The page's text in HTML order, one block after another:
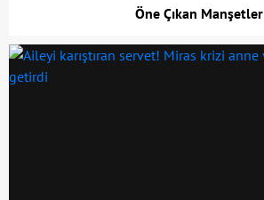
Öne Çıkan Manşetler